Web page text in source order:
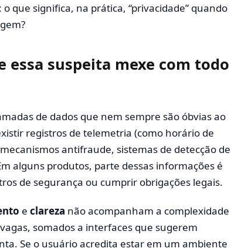
que significa, na prática, “privacidade” quando
essa suspeita mexe com todo
de dados que nem sempre são óbvias ao
registros de telemetria (como horário de
antifraude, sistemas de detecção de
alguns produtos, parte dessas informações é
de segurança ou cumprir obrigações legais.
e clareza não acompanham a complexidade
somados a interfaces que sugerem
Se o usuário acredita estar em um ambiente